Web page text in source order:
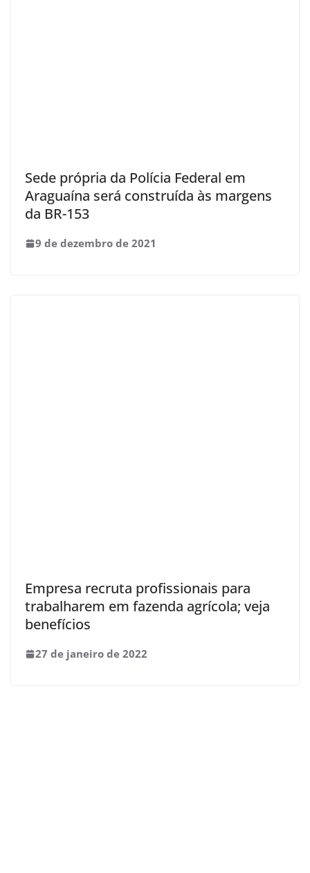
Sede própria da Polícia Federal em
Araguaína será construída às margens
da BR-153
9 de dezembro de 2021
Empresa recruta profissionais para
trabalharem em fazenda agrícola; veja
benefícios
27 de janeiro de 2022